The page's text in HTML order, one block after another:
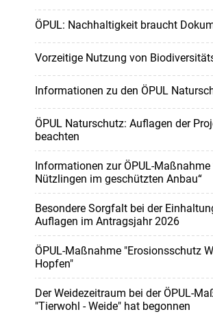
ÖPUL: Nachhaltigkeit braucht
Vorzeitige Nutzung von
Informationen zu den ÖPUL
ÖPUL Naturschutz: Auflagen der
beachten
Informationen zur ÖPUL-Maßnahme
Nützlingen im geschützten Anbau“
Besondere Sorgfalt bei der
Auflagen im Antragsjahr 2026
ÖPUL-Maßnahme "Erosionsschutz
Hopfen"
Der Weidezeitraum bei der ÖPUL-
"Tierwohl - Weide" hat begonnen